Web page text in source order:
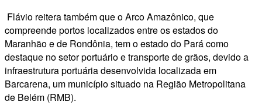
Flávio reitera também que o Arco Amazônico, que
compreende portos localizados entre os estados do
Maranhão e de Rondônia, tem o estado do Pará como
destaque no setor portuário e transporte de grãos, devido a
infraestrutura portuária desenvolvida localizada em
Barcarena, um município situado na Região Metropolitana
de Belém (RMB).